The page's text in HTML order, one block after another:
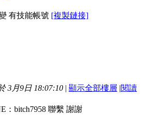
有技能帳號 [複製鏈接]
3月9日 18:07:10 | 顯示全部樓層 |閱讀
：bitch7958 聯繫 謝謝